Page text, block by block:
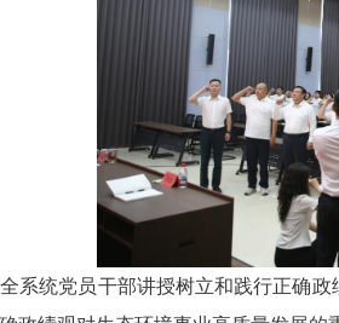
系统党员干部讲授树立和践行正确